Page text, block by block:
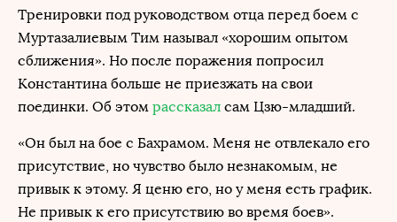
Тренировки под руководством отца перед боем с
Муртазалиевым Тим называл «хорошим опытом
сближения». Но после поражения попросил
Константина больше не приезжать на свои
поединки. Об этом рассказал сам Цзю-младший.
«Он был на бое с Бахрамом. Меня не отвлекало его
присутствие, но чувство было незнакомым, не
привык к этому. Я ценю его, но у меня есть график.
Не привык к его присутствию во время боев».